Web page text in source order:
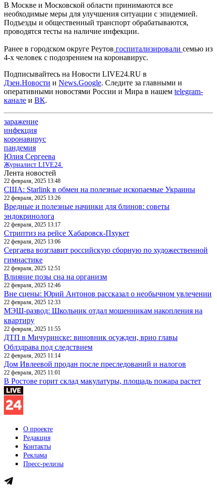
В Москве и Московской области принимаются все
необходимые меры для улучшения ситуации с эпидемией.
Подъезды и общественный транспорт обрабатываются,
проводятся тесты на наличие инфекции.
Ранее в городском округе Реутов госпитализировали семью из
4-х человек с подозрением на коронавирус.
Подписывайтесь на Новости LIVE24.RU в
Дзен.Новости и News.Google. Следите за главными и
оперативными новостями России и Мира в нашем telegram-
канале и ВК.
заражение
инфекция
коронавирус
пандемия
Юлия Сергеева
Журналист LIVE24.
Лента новостей
22 февраля, 2025 13:48
США: Starlink в обмен на полезные ископаемые Украины
22 февраля, 2025 13:26
Вредные и полезные начинки для блинов: советы
эндокринолога
22 февраля, 2025 13:17
Стриптиз на рейсе Хабаровск-Пхукет
22 февраля, 2025 13:06
Сергаева возглавит российскую сборную по художественной
гимнастике
22 февраля, 2025 12:51
Влияние позы сна на организм
22 февраля, 2025 12:46
Вне сцены: Юрий Антонов рассказал о необычном увлечении
22 февраля, 2025 12:33
МЭШ-развод: Школьник отдал мошенникам накопления на
квартиру
22 февраля, 2025 11:55
ДТП в Мичуринске: виновник осужден, врио главы
Облздрава под следствием
22 февраля, 2025 11:14
Дом Ивлеевой продан после преследований и налогов
22 февраля, 2025 11:01
В Ростове горит склад макулатуры, площадь пожара растет
О проекте
Редакция
Контакты
Реклама
Пресс-релизы